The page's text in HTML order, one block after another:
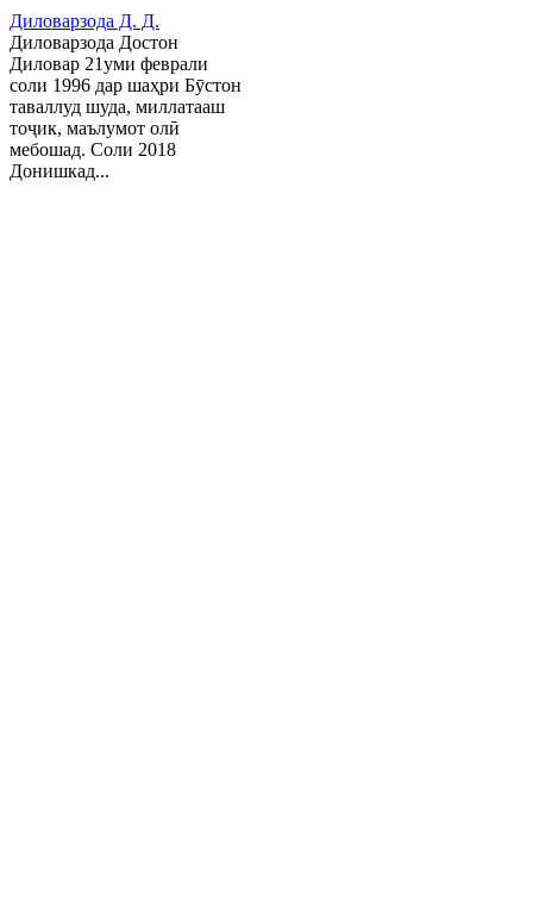
Диловарзода Д. Д.
Диловарзода Достон
Диловар 21уми феврали
соли 1996 дар шаҳри Бӯстон
таваллуд шуда, миллатааш
тоҷик, маълумот олӣ
мебошад. Соли 2018
Донишкад...